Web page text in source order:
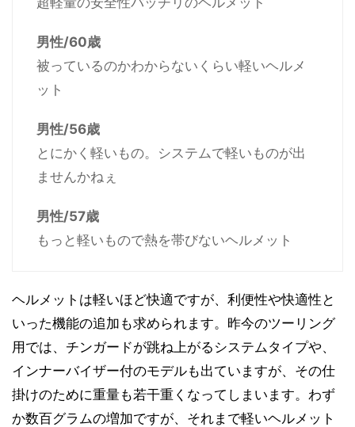
男性/60歳
被っているのかわからないくらい軽いヘルメ
ット
男性/56歳
とにかく軽いもの。システムで軽いものが出
ませんかねぇ
男性/57歳
もっと軽いもので熱を帯びないヘルメット
ヘルメットは軽いほど快適ですが、利便性や快適性と
いった機能の追加も求められます。昨今のツーリング
用では、チンガードが跳ね上がるシステムタイプや、
インナーバイザー付のモデルも出ていますが、その仕
掛けのために重量も若干重くなってしまいます。わず
か数百グラムの増加ですが、それまで軽いヘルメット